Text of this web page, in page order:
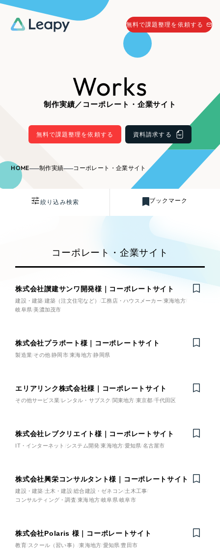
Service
サービス紹介
す
ECサイト制作
お役立ち情報
無料で課題整理を依頼する
058-215-0066
24時間受付
資料請求する
リーピーが選ばれる理由
採用サイト制作
ブランドサイト制作
ブランディング支援
すべて （624件）
求人・採用サイト
LP（ランディングページ） （28件）
ブランディング（ロゴ・印刷物） （90件）
その他 （1件）
お客様インタビュー
Company
制作実績／コーポレート・企業サイト
Works
無料で課題整理を依頼する 資料請求する
HOME 制作実績 コーポレート・企業サイト
絞り込み検索 ブックマーク
制作内容
コーポレート・企業サイト
ト
ECサイト（オンラインショッ
ポータルサイト・メディアサイ
ト
LP（ランディングページ）
キャンペーン・プロモーション
ブランディング（ロゴ・印刷
コーポレート・企業サイト
株式会社讃建サンワ開発様｜コーポレートサイト
建設・建築 建築（注文住宅など） 工務店・ハウスメーカー 東海地方
岐阜県 美濃加茂市
株式会社プラポート様｜コーポレートサイト
製造業 その他 静岡市 東海地方 静岡県
エリアリンク株式会社様｜コーポレートサイト
その他サービス業 レンタル・サブスク 関東地方 東京都 千代田区
株式会社レブクリエイト様｜コーポレートサイト
IT・インターネット システム開発 東海地方 愛知県 名古屋市
株式会社興栄コンサルタント様｜コーポレートサイト
建設・建築 土木・建設 総合建設・ゼネコン 土木工事
コンサルティング・調査 東海地方 岐阜県 岐阜市
株式会社Polaris 様｜コーポレートサイト
教育 スクール（習い事） 東海地方 愛知県 豊田市